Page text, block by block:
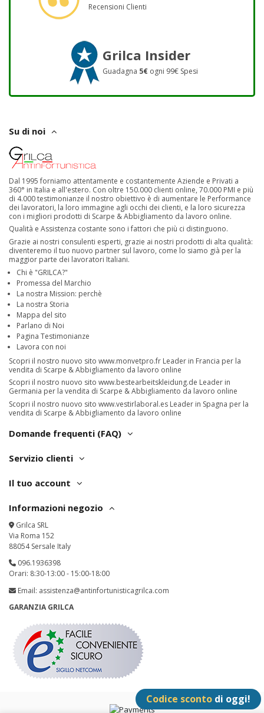
Recensioni Clienti
Grilca Insider
Guadagna 5€ ogni 99€ Spesi
Su di noi
Dal 1995 forniamo attentamente e costantemente Aziende e Privati a
360° in Italia e all'estero. Con oltre 150.000 clienti online, 70.000 PMI e più
di 4.000 testimonianze il nostro obiettivo è di aumentare le Performance
dei lavoratori, la loro immagine agli occhi dei clienti, e la loro sicurezza
con i migliori prodotti di Scarpe & Abbigliamento da lavoro online.
Qualità e Assistenza costante sono i fattori che più ci distinguono.
Grazie ai nostri consulenti esperti, grazie ai nostri prodotti di alta qualità:
diventeremo il tuo nuovo partner sul lavoro, come lo siamo già per la
maggior parte dei lavoratori Italiani.
Chi è "GRILCA?"
Promessa del Marchio
La nostra Mission: perchè
La nostra Storia
Mappa del sito
Parlano di Noi
Pagina Testimonianze
Lavora con noi
Scopri il nostro nuovo sito www.monvetpro.fr Leader in Francia per la
vendita di Scarpe & Abbigliamento da lavoro online
Scopri il nostro nuovo sito www.bestearbeitskleidung.de Leader in
Germania per la vendita di Scarpe & Abbigliamento da lavoro online
Scopri il nostro nuovo sito www.vestirlaboral.es Leader in Spagna per la
vendita di Scarpe & Abbigliamento da lavoro online
Domande frequenti (FAQ)
Servizio clienti
Il tuo account
Informazioni negozio
Grilca SRL
Via Roma 152
88054 Sersale Italy
096.1936398
Orari: 8:30-13:00 - 15:00-18:00
Email: assistenza@antinfortunisticagrilca.com
GARANZIA GRILCA
Codice sconto di oggi!